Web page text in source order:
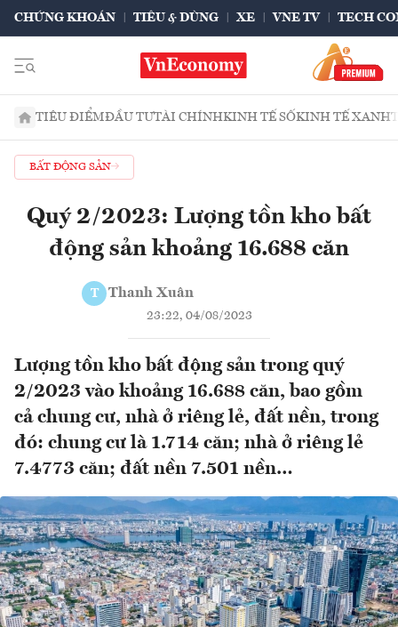
CHỨNG KHOÁN TIÊU & DÙNG XE VNE TV TECH
TIÊU ĐIỂMĐẦU TƯTÀI CHÍNHKINH TẾ SỐKINH TẾ XANH
BẤT ĐỘNG SẢN
Quý 2/2023: Lượng tồn kho bất
động sản khoảng 16.688 căn
T Thanh Xuân
23:22, 04/08/2023
Lượng tồn kho bất động sản trong quý
2/2023 vào khoảng 16.688 căn, bao gồm
cả chung cư, nhà ở riêng lẻ, đất nền, trong
đó: chung cư là 1.714 căn; nhà ở riêng lẻ
7.4773 căn; đất nền 7.501 nền…